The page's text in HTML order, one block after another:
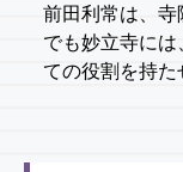
前田利常は、
でも妙立寺に
ての役割を持た